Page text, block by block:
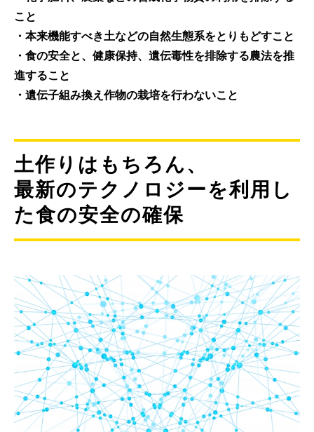
こと
・本来機能すべき土などの自然生態系をとりもどすこと
・食の安全と、健康保持、遺伝毒性を排除する農法を推
進すること
・遺伝子組み換え作物の栽培を行わないこと
土作りはもちろん、
最新のテクノロジーを利用し
た食の安全の確保